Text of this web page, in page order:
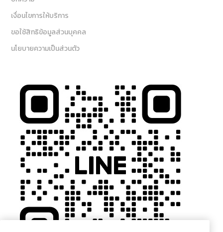
เงื่อนไขการให้บริการ
ขอใช้สิทธิข้อมูลส่วนบุคคล
นโยบายความเป็นส่วนตัว